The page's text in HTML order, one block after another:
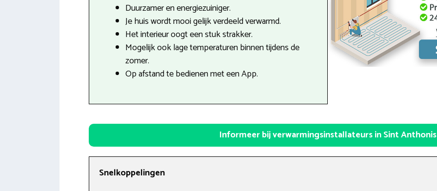
Duurzamer en energiezuiniger.
Je huis wordt mooi gelijk verdeeld verwarmd.
Het interieur oogt een stuk strakker.
Mogelijk ook lage temperaturen binnen tijdens de
zomer.
Op afstand te bedienen met een App.
Informeer bij verwarmingsinstallateurs in Sint Anthonis
Snelkoppelingen